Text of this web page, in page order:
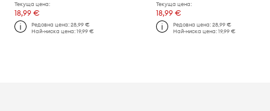
Текуща цена:
18,99 €
Редовна цена:28,99 €
Най-ниска цена:19,99 €
Текуща цена:
18,99 €
Редовна цена: 28,99 €
Най-ниска цена: 19,99 €